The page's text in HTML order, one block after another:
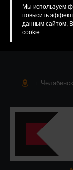
Мы используем
повысить
данным сайтом,
cookie.
г.